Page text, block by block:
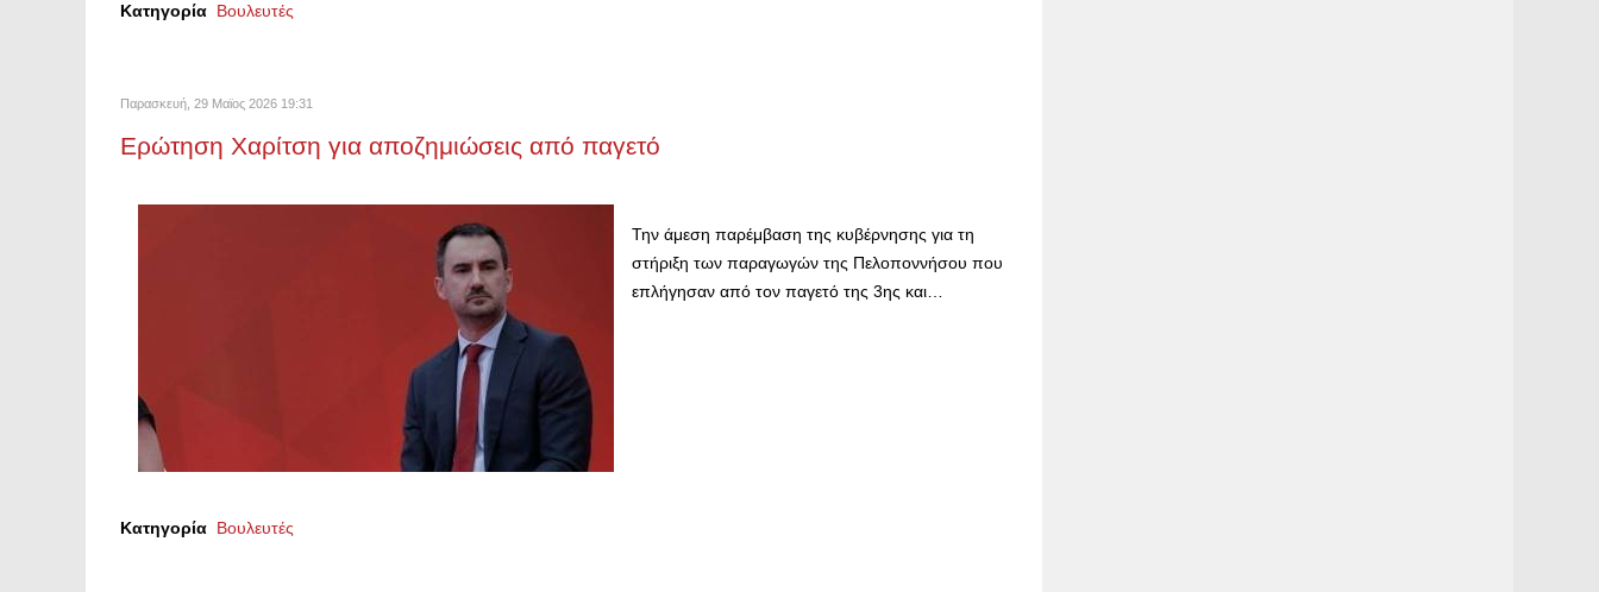
Κατηγορία Βουλευτές
Παρασκευή, 29 Μαϊος 2026 19:31
Ερώτηση Χαρίτση για αποζημιώσεις από παγετό
Την άμεση παρέμβαση της κυβέρνησης για τη
στήριξη των παραγωγών της Πελοποννήσου που
επλήγησαν από τον παγετό της 3ης και…
Κατηγορία Βουλευτές